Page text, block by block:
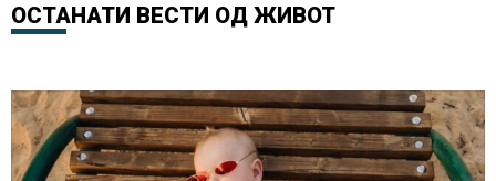
ОСТАНАТИ ВЕСТИ ОД ЖИВОТ